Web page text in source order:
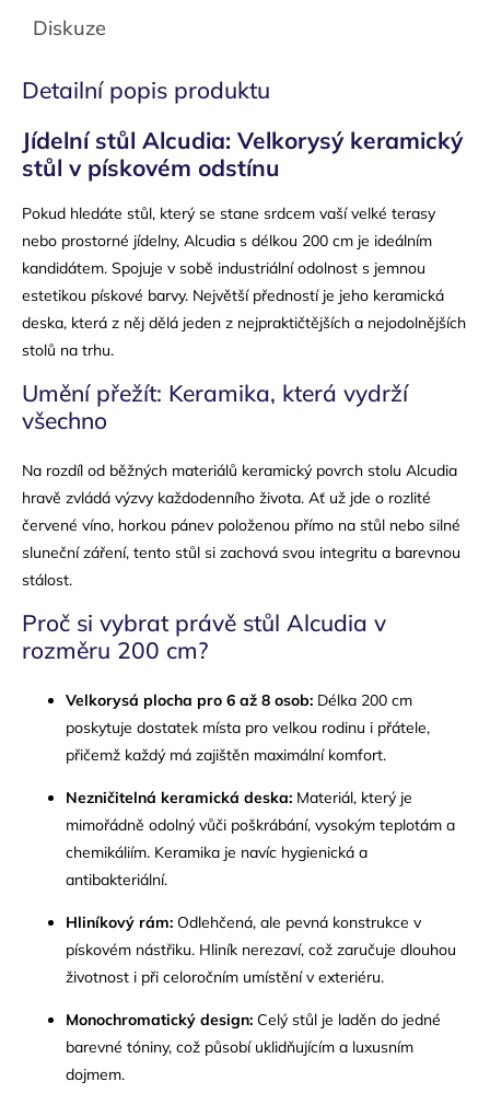
Diskuze
Detailní popis produktu
Jídelní stůl Alcudia: Velkorysý keramický
stůl v pískovém odstínu
Pokud hledáte stůl, který se stane srdcem vaší velké terasy
nebo prostorné jídelny, Alcudia s délkou 200 cm je ideálním
kandidátem. Spojuje v sobě industriální odolnost s jemnou
estetikou pískové barvy. Největší předností je jeho keramická
deska, která z něj dělá jeden z nejpraktičtějších a nejodolnějších
stolů na trhu.
Umění přežít: Keramika, která vydrží
všechno
Na rozdíl od běžných materiálů keramický povrch stolu Alcudia
hravě zvládá výzvy každodenního života. Ať už jde o rozlité
červené víno, horkou pánev položenou přímo na stůl nebo silné
sluneční záření, tento stůl si zachová svou integritu a barevnou
stálost.
Proč si vybrat právě stůl Alcudia v
rozměru 200 cm?
Velkorysá plocha pro 6 až 8 osob: Délka 200 cm
poskytuje dostatek místa pro velkou rodinu i přátele,
přičemž každý má zajištěn maximální komfort.
Nezničitelná keramická deska: Materiál, který je
mimořádně odolný vůči poškrábání, vysokým teplotám a
chemikáliím. Keramika je navíc hygienická a
antibakteriální.
Hliníkový rám: Odlehčená, ale pevná konstrukce v
pískovém nástřiku. Hliník nerezaví, což zaručuje dlouhou
životnost i při celoročním umístění v exteriéru.
Monochromatický design: Celý stůl je laděn do jedné
barevné tóniny, což působí uklidňujícím a luxusním
dojmem.